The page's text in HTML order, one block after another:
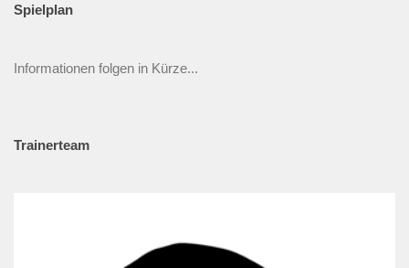
Spielplan
Informationen folgen in Kürze...
Trainerteam